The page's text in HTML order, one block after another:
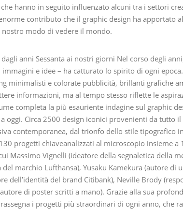
hanno in seguito influenzato alcuni tra i settori
contributo che il graphic design ha apportato
modo di vedere il mondo.
anni Sessanta ai nostri giorni Nel corso degli
e idee – ha catturato lo spirito di ogni
minimalisti e colorate pubblicità, brillanti grafiche
informazioni, ma al tempo stesso riflette le
completa la più esauriente indagine sul graphic
oggi. Circa 2500 design iconici provenienti da tutto
contemporanea, dal trionfo dello stile tipografico
progetti chiaveanalizzati al microscopio insieme a
Massimo Vignelli (ideatore della segnaletica della
marchio Lufthansa), Yusaku Kamekura (autore di
dell’identità del brand Citibank), Neville Brody
di poster scritti a mano). Grazie alla sua
i progetti più straordinari di ogni anno, che